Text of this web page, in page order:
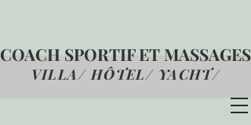
COACH SPORTIF ET MASSAGES
VILLA/ HÔTEL/ YACHT/